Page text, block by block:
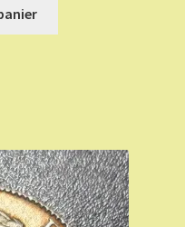
:
actuel
est :